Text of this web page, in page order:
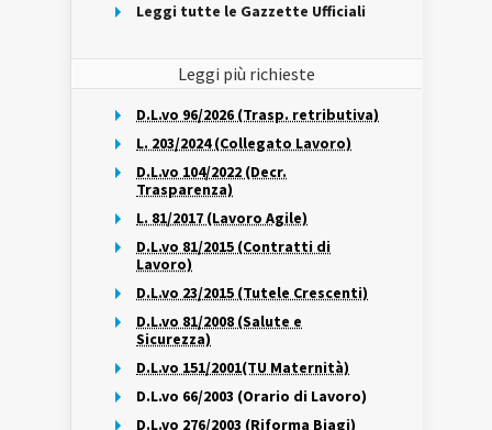
Leggi tutte le Gazzette Ufficiali
Leggi più richieste
D.L.vo 96/2026 (Trasp. retributiva)
L. 203/2024 (Collegato Lavoro)
D.L.vo 104/2022 (Decr.
Trasparenza)
L. 81/2017 (Lavoro Agile)
D.L.vo 81/2015 (Contratti di
Lavoro)
D.L.vo 23/2015 (Tutele Crescenti)
D.L.vo 81/2008 (Salute e
Sicurezza)
D.L.vo 151/2001(TU Maternità)
D.L.vo 66/2003 (Orario di Lavoro)
D.L.vo 276/2003 (Riforma Biagi)